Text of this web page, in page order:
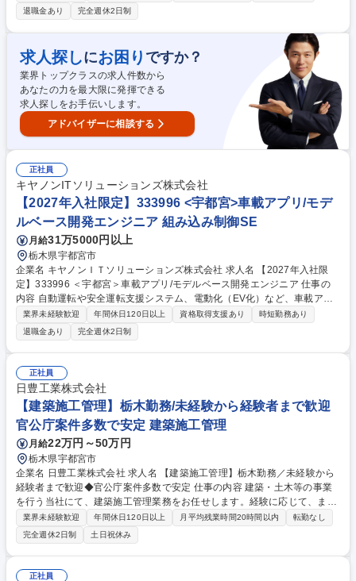
容】 ■半導体製造装置の監視・制御・データ可視化を行うWebアプリケー
ションの開発 ■装置データ連携APIの設計・実装、およびフロントエンド
画面開発 ■要件定義から設計・テストまで一連の工程を担当 ■装置メーカ
ーおよび関連部門との仕様調整、品質改善対応 ■週3日程度のリモートワ
ーク可能 募集職種 [2027年入社限定]334084_＜宇都宮＞半導体製造装置
向けWebアプリ開発(SE)/在宅可
退職金あり
完全週休2日制
求人探しにお困り ですか？
業界トップクラスの求人件数から
あなたの力を最大限に発揮できる
求人探しをお手伝いします。
アドバイザーに相談する
正社員
キヤノンITソリューションズ株式会社
【2027年入社限定】333996 <宇都宮>車載アプリ/モデ
ルベース開発エンジニア 組み込み制御SE
月給31万5000円以上
栃木県宇都宮市
企業名 キヤノンＩＴソリューションズ株式会社 求人名 【2027年入社限
定】333996 ＜宇都宮＞車載アプリ/モデルベース開発エンジニア 仕事の
内容 自動運転や安全運転支援システム、電動化（EV化）など、車載アプ
リケーションにおけるモデルベース開発（MBD）業務の要求分析から要件
定義、設計、実装、テストまで幅広くお任せいたします。 ■自動車部品の
制御や自動車両の認知/判断/操作のアプリケーション開発にて実績があり
ます ■仕事内容をキャッチアップしていただいた後は、リーダーとしてご
活躍いただくことを期待しています。 【働き方】■月平均残業時間は10～
15時間程度■在宅ワーク比率は30％程度 募集職種 【2027年入社限定】33
3996 ＜宇都宮＞車載アプリ/モデルベース開発エンジニア
業界未経験歓迎 年間休日120日以上 資格取得支援あり
時短勤務あり
退職金あり
完全週休2日制
正社員
日豊工業株式会社
【建築施工管理】栃木勤務/未経験から経験者まで歓迎
官公庁案件多数で安定 建築施工管理
月給22万円～50万円
栃木県宇都宮市
企業名 日豊工業株式会社 求人名 【建築施工管理】栃木勤務／未経験から
経験者まで歓迎◆官公庁案件多数で安定 仕事の内容 建築・土木等の事業
を行う当社にて、建築施工管理業務をお任せします。経験に応じて、まず
はサポート業務からスタート、または即戦力として現場の管理全般をお任
せします。 地域優良企業や官公庁から受注した建築現場における施工管理
またはそのサポートです。 ＜未経験の方＞書類作成、写真撮影、スケジュ
ール調整等の補助からスタート。 ＜経験者の方＞予算・工程・品質・安全
管理、協力業者との折衝等、管理全般をお任せします。 ※施工管理および
業界未経験歓迎 年間休日120日以上 月平均残業時間20時間以内
転勤なし
完全週休2日制
土日祝休み
正社員